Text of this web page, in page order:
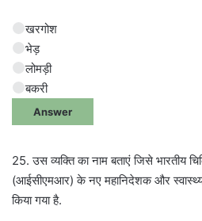
खरगोश
भेड़
लोमड़ी
बकरी
Answer
25. उस व्यक्ति का नाम बताएं जिसे भारतीय
(आईसीएमआर) के नए महानिदेशक और
किया गया है.